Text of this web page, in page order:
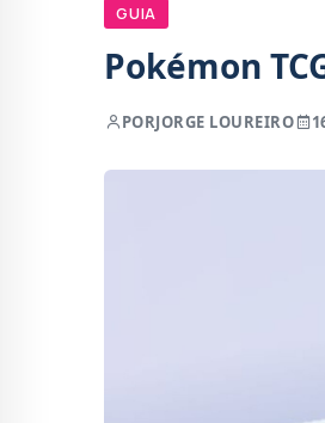
GUIA
Pokémon
PORJORGE LOUREIRO